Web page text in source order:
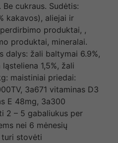
. Be cukraus. Sudėtis:
kakavos), aliejai ir
produktai, ,
produktai, mineralai.
dalys: žali baltymai 6.9%,
1,5%, žali
maistiniai priedai:
3a671 vitaminas D3
E 48mg, 3a300
2 – 5 gabaliukus per
nei 6 mėnesių
turi stovėti